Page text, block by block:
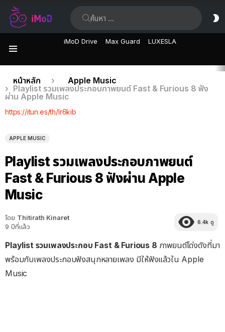
iMoD Drive Max Guard LUXESLA
เรื่อง
ล่าสุด
คุณอยู่ที่นี่:
หน้าหลัก
Apple Music
Playlist รวมเพลงประกอบภาพยนต์ Fast & Furious 8 ฟัง
ผ่าน Apple Music
https://itun.es/th/lr6kib
APPLE MUSIC
Playlist รวมเพลงประกอบภาพยนต์
Fast & Furious 8 ฟังผ่าน Apple
Music
โดย Thitirath Kinaret
9 ปีที่แล้ว
6.4k ดู
Playlist รวมเพลงประกอบ Fast & Furious 8 ภาพยนต์โด่งดังที่มา
พร้อมกับเพลงประกอบฟังสนุกหลายเพลง มีให้ฟังแล้วใน Apple
Music